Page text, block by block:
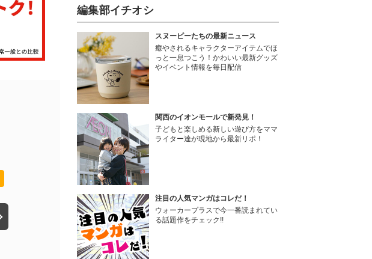
編集部イチオシ
スヌーピーたちの最新ニュース
癒やされるキャラクターアイテムでほ
っと一息つこう！かわいい最新グッズ
やイベント情報を毎日配信
関西のイオンモールで新発見！
子どもと楽しめる新しい遊び方をママ
ライター達が現地から最新リポ！
注目の人気マンガはコレだ！
ウォーカープラスで今一番読まれてい
る話題作をチェック!!